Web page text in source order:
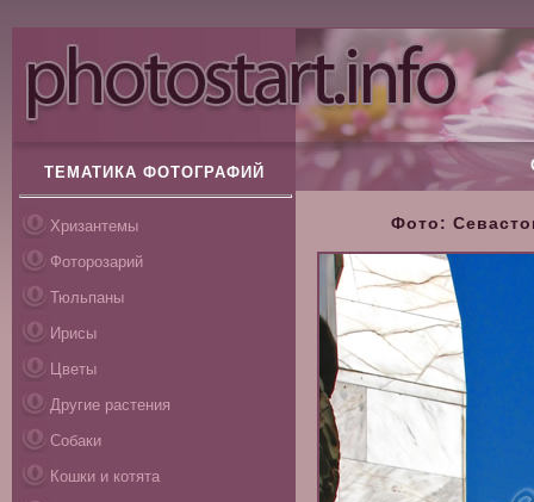
ТЕМАТИКА ФОТОГРАФИЙ
Хризантемы
Фоторозарий
Тюльпаны
Ирисы
Цветы
Другие растения
Собаки
Кошки и котята
Фото: